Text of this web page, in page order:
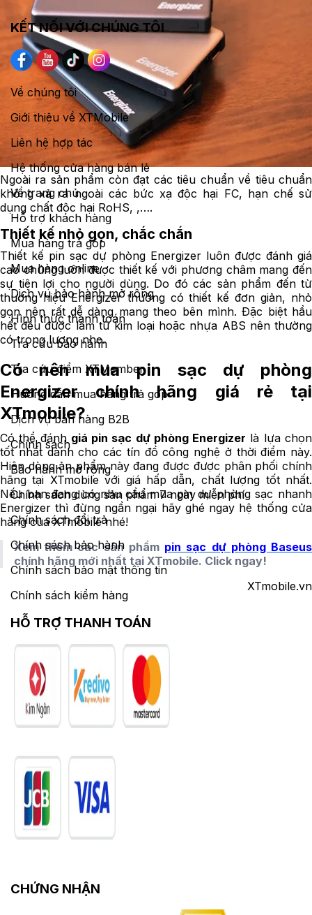
Ngoài ra sản phẩm còn đạt các tiêu chuẩn về tiêu chuẩn
không xả ra ngoài các bức xạ độc hại FC, hạn chế sử
dụng chất độc hại RoHS, ,….
Thiết kế nhỏ gọn, chắc chắn
Thiết kế pin sạc dự phòng Energizer luôn được đánh giá
cao chúng luôn được thiết kế với phương châm mang đến
sự tiện lợi cho người dùng. Do đó các sản phẩm đến từ
thương hiệu Energizer thường có thiết kế đơn giản, nhỏ
gọn nên rất dễ dàng mang theo bên mình. Đặc biệt hầu
hết đều được làm từ kim loại hoặc nhựa ABS nên thường
có trọng lượng nhẹ.
Có nên mua pin sạc dự phòng
Energizer chính hãng giá rẻ tại
XTmobile?
Có thể đánh giá pin sạc dự phòng Energizer là lựa chọn
tốt nhất dành cho các tín đồ công nghệ ở thời điểm này.
Hiện dòng ản phẩm này đang được được phân phối chính
hãng tại XTmobile với giá hấp dẫn, chất lượng tốt nhất.
Nếu bạn đang có nhu cầu mua pin dự phòng sạc nhanh
Energizer thì đừng ngần ngại hãy ghé ngay hệ thống cửa
hàng của XTmobile nhé!
Xem thêm các sản phẩm pin sạc dự phòng Baseus
chính hãng mới nhất tại XTmobile. Click ngay!
XTmobile.vn
KẾT NỐI VỚI CHÚNG TÔI
Về chúng tôi
Giới thiệu về XTMobile
Liên hệ hợp tác
Hệ thống cửa hàng bán lẻ
Về trang chủ
Hỗ trợ khách hàng
Mua hàng trả góp
Mua hàng online
Dịch vụ bảo hành mở rộng
Hình thức thanh toán
Tra cứu bảo hành
Tra cứu điểm XTMember
Hướng dẫn mua hàng trả góp
Dịch vụ bán hàng B2B
Chính sách
Bảo hành mở rộng
Chính sách dùng sản phẩm 7 ngày miễn phí
Chính sách đổi trả
Chính sách bảo hành
Chính sách bảo mật thông tin
Chính sách kiểm hàng
HỖ TRỢ THANH TOÁN
CHỨNG NHẬN